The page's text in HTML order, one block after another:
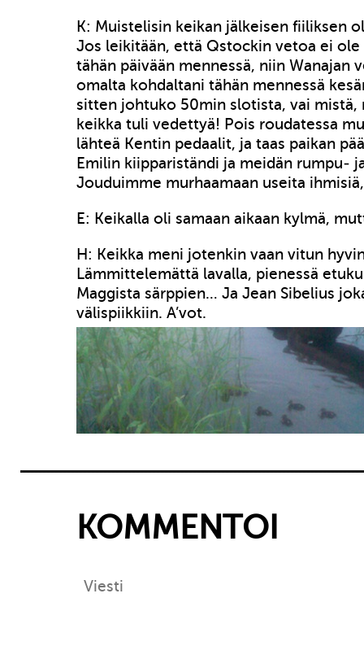
K: Muistelisin keikan jälkeisen fiiliksen
Jos leikitään, että Qstockin vetoa ei
tähän päivään mennessä, niin Wanajan
omalta kohdaltani tähän mennessä
sitten johtuko 50min slotista, vai mistä,
keikka tuli vedettyä! Pois roudatessa
lähteä Kentin pedaalit, ja taas paikan
Emilin kiippariständi ja meidän rumpu-
Jouduimme murhaamaan useita
E: Keikalla oli samaan aikaan kylmä,
H: Keikka meni jotenkin vaan vitun
Lämmittelemättä lavalla, pienessä
Maggista särppien… Ja Jean Sibelius
välispiikkiin. A’vot.
KOMMENTOI